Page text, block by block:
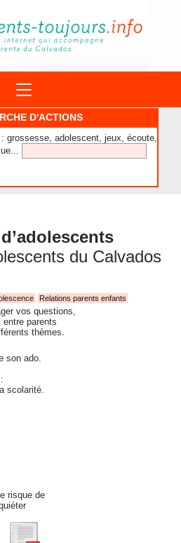
VISITE
AGENDA
A PROJET
PARENTALITÉ
INTERNET
D’INFO
LÉGALES
D'ACTIONS
grossesse, adolescent, jeux, écoute,
du Calvados
Relations parents enfants
vos questions,
parents
thèmes.
son ado.
scolarité.
risque de